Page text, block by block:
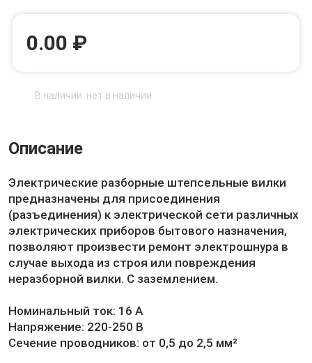
0.00 ₽
В наличии: нет в наличии
Описание
Электрические разборные штепсельные вилки
предназначены для присоединения
(разъединения) к электрической сети различных
электрических приборов бытового назначения,
позволяют произвести ремонт электрошнура в
случае выхода из строя или повреждения
неразборной вилки. С заземлением.
Номинальный ток: 16 А
Напряжение: 220-250 В
Сечение проводников: от 0,5 до 2,5 мм²